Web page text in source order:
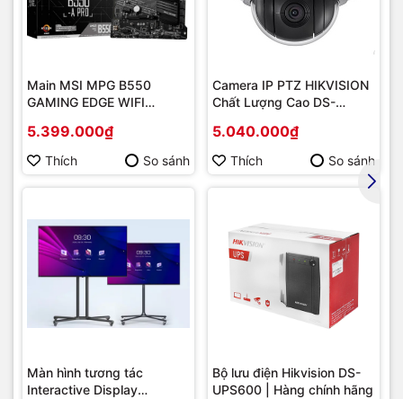
Main MSI MPG B550
GAMING EDGE WIFI
Socket AM4/ VGA
onboard)
5.399.000₫
Thích So sánh
Camera IP PTZ HIKVISION
Chất Lượng Cao DS-
5.040.000₫
Thích So sánh
Màn hình tương tác
Interactive Display
Bộ lưu điện Hikvision DS-
UPS600 | Hàng chính hãng